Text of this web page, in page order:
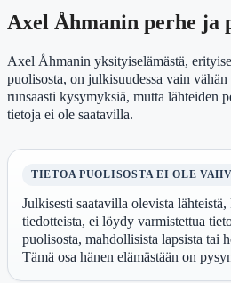
Axel Åhmanin perhe ja
Axel Åhmanin yksityiselämästä,
puolisosta, on julkisuudessa vain
runsaasti kysymyksiä, mutta lähteiden
tietoja ei ole saatavilla.
TIETOA PUOLISOSTA EI OLE
Julkisesti saatavilla olevista
tiedotteista, ei löydy varmistettua
puolisosta, mahdollisista lapsista tai
Tämä osa hänen elämästään on